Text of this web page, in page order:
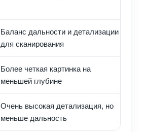
Баланс дальности и детализации
для сканирования
Более четкая картинка на
меньшей глубине
Очень высокая детализация, но
меньше дальность